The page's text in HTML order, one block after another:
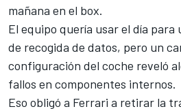
mañana en el box.
El equipo quería usar el día
de recogida de datos, pero un
configuración del coche reveló
fallos en componentes internos.
Eso obligó a Ferrari a retirar la